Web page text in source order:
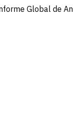
Global de